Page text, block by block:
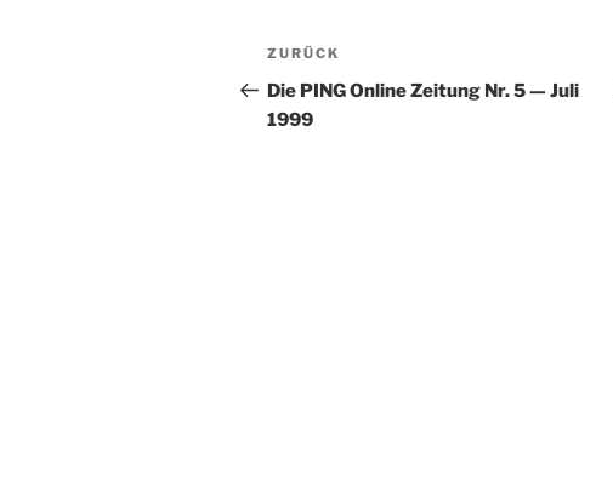
Beitragsnavigation
Vorheriger
Beitrag
ZURÜCK
Die PING Online Zeitung Nr. 5 — Juli
1999